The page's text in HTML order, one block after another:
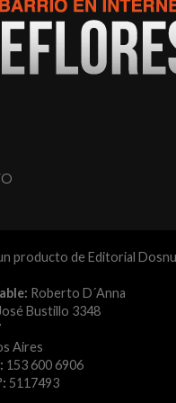
producto de Editorial
Roberto D´Anna
Bustillo 3348
Aires
153 600 6906
5117493